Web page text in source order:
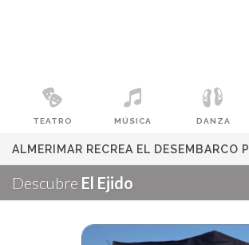
TEATRO MÚSICA DANZA
ALMERIMAR RECREA EL DESEMBARCO
Descubre El Ejido